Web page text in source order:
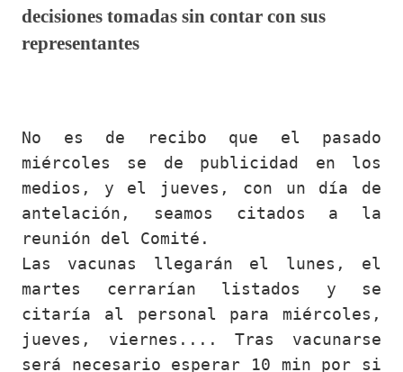
decisiones tomadas sin contar con sus
representantes
No es de recibo que el pasado
miércoles se de publicidad en los
medios, y el jueves, con un día de
antelación, seamos citados a la
reunión del Comité.
Las vacunas llegarán el lunes, el
martes cerrarían listados y se
citaría al personal para miércoles,
jueves, viernes.... Tras vacunarse
será necesario esperar 10 min por si